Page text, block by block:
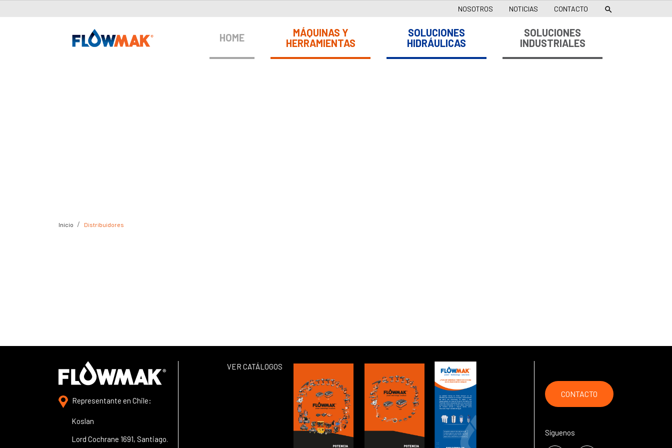
NOSOTROS NOTICIAS CONTACTO 
HOME
MÁQUINAS Y
HERRAMIENTAS
SOLUCIONES
HIDRÁULICAS
SOLUCIONES
INDUSTRIALES
Inicio Distribuidores
Representante en Chile:
Koslan
Lord Cochrane 1691, Santiago.
VER CATÁLOGOS
CONTACTO
Síguenos